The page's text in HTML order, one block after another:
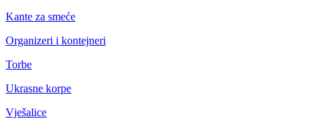
Kante za smeće
Organizeri i kontejneri
Torbe
Ukrasne korpe
Vješalice